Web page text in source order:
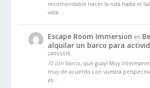
recomendable hacer la ruta hasta el
vista…
Escape Room Immersion en
alquilar un barco para
24/05/2018
:O ¡Un barco, qué guay! Muy
muy de acuerdo con vuestra
es…